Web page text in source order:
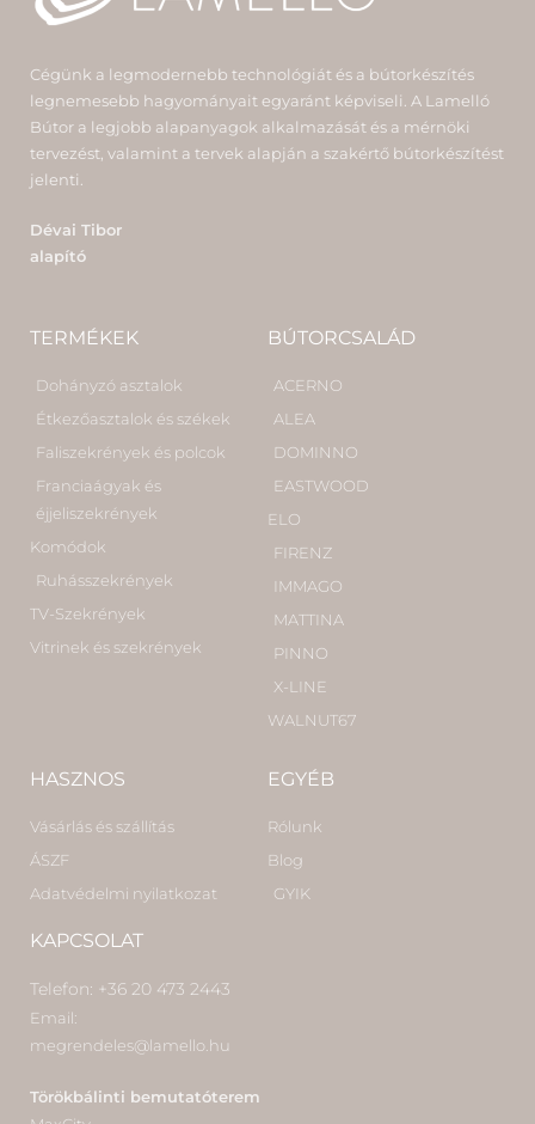
Cégünk a legmodernebb technológiát és a bútorkészítés
legnemesebb hagyományait egyaránt képviseli. A Lamelló
Bútor a legjobb alapanyagok alkalmazását és a mérnöki
tervezést, valamint a tervek alapján a szakértő bútorkészítést
jelenti.
Dévai Tibor
alapító
TERMÉKEK
Dohányzó asztalok
Étkezőasztalok és székek
Faliszekrények és polcok
Franciaágyak és
éjjeliszekrények
Komódok
Ruhásszekrények
TV-Szekrények
Vitrinek és szekrények
BÚTORCSALÁD
ACERNO
ALEA
DOMINNO
EASTWOOD
ELO
FIRENZ
IMMAGO
MATTINA
PINNO
X-LINE
WALNUT67
HASZNOS
Vásárlás és szállítás
ÁSZF
Adatvédelmi nyilatkozat
KAPCSOLAT
Telefon: +36 20 473 2443
Email:
megrendeles@lamello.hu
Törökbálinti bemutatóterem
EGYÉB
Rólunk
Blog
GYIK